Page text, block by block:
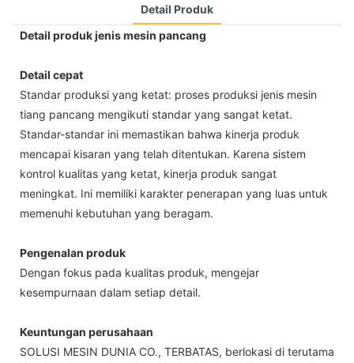
Detail Produk
Detail produk jenis mesin pancang
Detail cepat
Standar produksi yang ketat: proses produksi jenis mesin
tiang pancang mengikuti standar yang sangat ketat.
Standar-standar ini memastikan bahwa kinerja produk
mencapai kisaran yang telah ditentukan. Karena sistem
kontrol kualitas yang ketat, kinerja produk sangat
meningkat. Ini memiliki karakter penerapan yang luas untuk
memenuhi kebutuhan yang beragam.
Pengenalan produk
Dengan fokus pada kualitas produk, mengejar
kesempurnaan dalam setiap detail.
Keuntungan perusahaan
SOLUSI MESIN DUNIA CO., TERBATAS, berlokasi di terutama